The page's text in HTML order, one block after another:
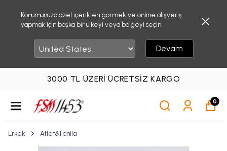
Konumunuza özel içerikleri görmek ve online alışveriş
yapmak için başka bir ülkeyi veya bölgeyi seçin.
Devam
3000 TL ÜZERI ÜCRETSIZ KARGO
0
Erkek Atlet&Fanila